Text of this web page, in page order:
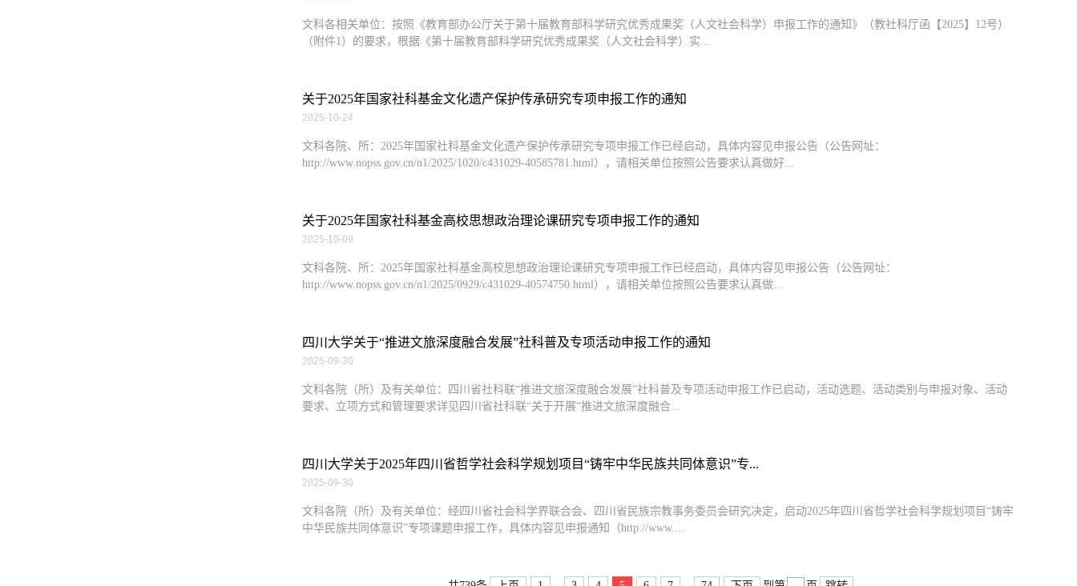
文科各相关单位：按照《教育部办公厅关于第十届教育部科学研究优秀成果奖（人文社会科学）申报工作的通知》（教社科厅函【2025】12号）
（附件1）的要求，根据《第十届教育部科学研究优秀成果奖（人文社会科学）实...
关于2025年国家社科基金文化遗产保护传承研究专项申报工作的通知
2025-10-24
文科各院、所：2025年国家社科基金文化遗产保护传承研究专项申报工作已经启动，具体内容见申报公告（公告网址：
http://www.nopss.gov.cn/n1/2025/1020/c431029-40585781.html），请相关单位按照公告要求认真做好...
关于2025年国家社科基金高校思想政治理论课研究专项申报工作的通知
2025-10-09
文科各院、所：2025年国家社科基金高校思想政治理论课研究专项申报工作已经启动，具体内容见申报公告（公告网址：
http://www.nopss.gov.cn/n1/2025/0929/c431029-40574750.html），请相关单位按照公告要求认真做...
四川大学关于“推进文旅深度融合发展”社科普及专项活动申报工作的通知
2025-09-30
文科各院（所）及有关单位：四川省社科联“推进文旅深度融合发展”社科普及专项活动申报工作已启动，活动选题、活动类别与申报对象、活动
要求、立项方式和管理要求详见四川省社科联“关于开展“推进文旅深度融合...
四川大学关于2025年四川省哲学社会科学规划项目“铸牢中华民族共同体意识”专...
2025-09-30
文科各院（所）及有关单位：经四川省社会科学界联合会、四川省民族宗教事务委员会研究决定，启动2025年四川省哲学社会科学规划项目“铸牢
中华民族共同体意识”专项课题申报工作，具体内容见申报通知（http://www....